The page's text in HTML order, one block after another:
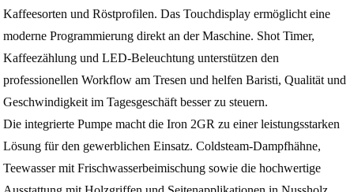
Kaffeesorten und Röstprofilen. Das Touchdisplay ermöglicht eine
moderne Programmierung direkt an der Maschine. Shot Timer,
Kaffeezählung und LED-Beleuchtung unterstützen den
professionellen Workflow am Tresen und helfen Baristi, Qualität und
Geschwindigkeit im Tagesgeschäft besser zu steuern.
Die integrierte Pumpe macht die Iron 2GR zu einer leistungsstarken
Lösung für den gewerblichen Einsatz. Coldsteam-Dampfhähne,
Teewasser mit Frischwasserbeimischung sowie die hochwertige